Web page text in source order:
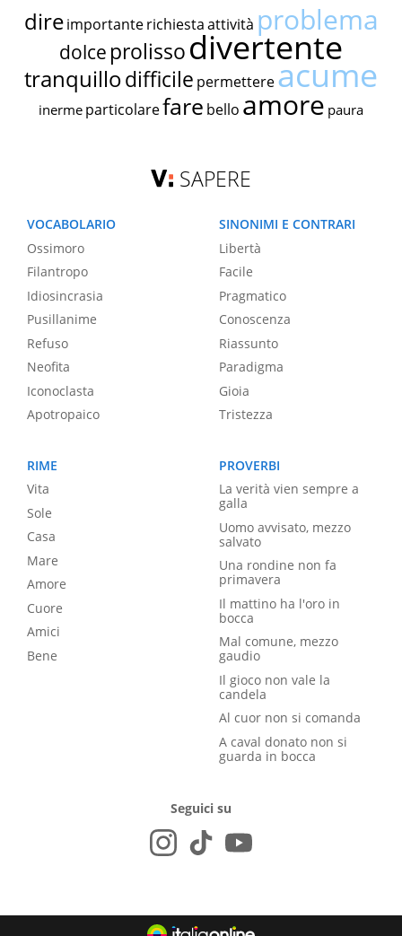
dire importante richiestaattività problema
dolce prolissodivertente
tranquillodifficile permettereacume
inerme particolarefare bello amore paura
SAPERE
VOCABOLARIO
Ossimoro
Filantropo
Idiosincrasia
Pusillanime
Refuso
Neofita
Iconoclasta
Apotropaico
SINONIMI E CONTRARI
Libertà
Facile
Pragmatico
Conoscenza
Riassunto
Paradigma
Gioia
Tristezza
RIME
Vita
Sole
Casa
Mare
Amore
Cuore
Amici
Bene
PROVERBI
La verità vien sempre a
galla
Uomo avvisato, mezzo
salvato
Una rondine non fa
primavera
Il mattino ha l'oro in
bocca
Mal comune, mezzo
gaudio
Il gioco non vale la
candela
Al cuor non si comanda
A caval donato non si
guarda in bocca
Seguici su